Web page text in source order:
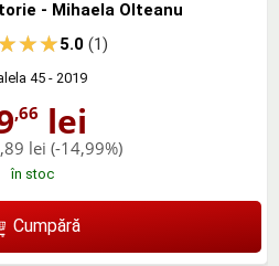
- Mihaela Olteanu
5.0(1)
45 - 2019
,66 lei
lei (-14,99%)
în stoc
Cumpără